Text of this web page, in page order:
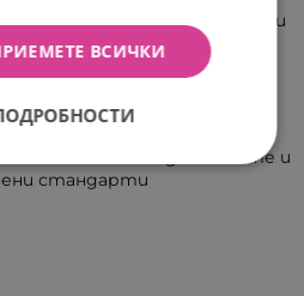
максимален комфорт при
и устойчиво на често пране,
, осигуряващо
с внимание към детайлите и
стандарти
ВСИЧКИ